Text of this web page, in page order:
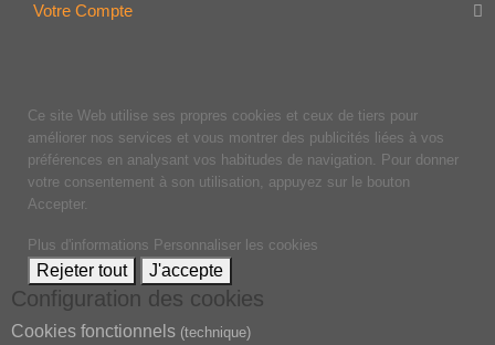
Votre Compte
Ce site Web utilise ses propres cookies et ceux de tiers pour
améliorer nos services et vous montrer des publicités liées à vos
préférences en analysant vos habitudes de navigation. Pour donner
votre consentement à son utilisation, appuyez sur le bouton
Accepter.
Plus d'informations Personnaliser les cookies
Rejeter tout J'accepte
Configuration des cookies
Cookies fonctionnels (technique)